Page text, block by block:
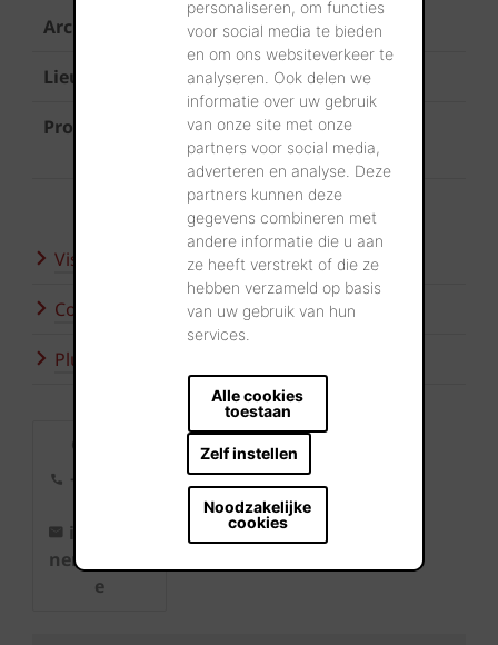
personaliseren, om functies
voor social media te bieden
en om ons websiteverkeer te
analyseren. Ook delen we
informatie over uw gebruik
van onze site met onze
partners voor social media,
adverteren en analyse. Deze
partners kunnen deze
gegevens combineren met
andere informatie die u aan
ze heeft verstrekt of die ze
hebben verzameld op basis
van uw gebruik van hun
services.
Alle cookies
toestaan
Zelf instellen
Noodzakelijke
cookies
Architecte Krul architecten
Lieu Leuven
Produits PlaquettesTerca Cassia Rouge
PavésArte Nero
Visitez nos showrooms
Contactez-nous
Plus d'inspiration
Contact
+32 56 24
info@wie
nerberger.b
e